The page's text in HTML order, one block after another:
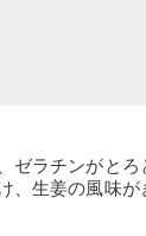
ゼラチンがと
、生姜の風味